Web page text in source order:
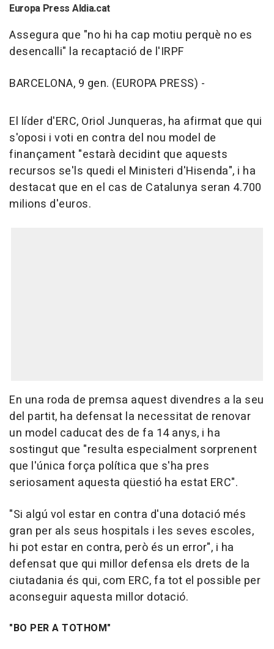
Europa Press Aldia.cat
Assegura que "no hi ha cap motiu perquè no es
desencalli" la recaptació de l'IRPF
BARCELONA, 9 gen. (EUROPA PRESS) -
El líder d'ERC, Oriol Junqueras, ha afirmat que qui
s'oposi i voti en contra del nou model de
finançament "estarà decidint que aquests
recursos se'ls quedi el Ministeri d'Hisenda", i ha
destacat que en el cas de Catalunya seran 4.700
milions d'euros.
En una roda de premsa aquest divendres a la seu
del partit, ha defensat la necessitat de renovar
un model caducat des de fa 14 anys, i ha
sostingut que "resulta especialment sorprenent
que l'única força política que s'ha pres
seriosament aquesta qüestió ha estat ERC".
"Si algú vol estar en contra d'una dotació més
gran per als seus hospitals i les seves escoles,
hi pot estar en contra, però és un error", i ha
defensat que qui millor defensa els drets de la
ciutadania és qui, com ERC, fa tot el possible per
aconseguir aquesta millor dotació.
"BO PER A TOTHOM"